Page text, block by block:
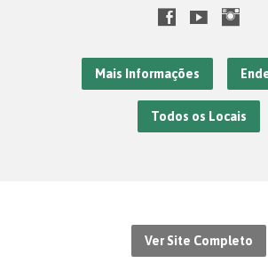
Mais Informações
Todos os Locais
Ver Site Completo